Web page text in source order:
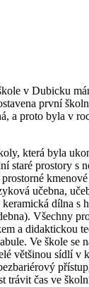
v Dubicku
první
a proto byla v
která byla
staré prostory s
učebna,
dílna s
Všechny
a didaktickou
Ve škole se
většinou sídlí v
trávit čas ve